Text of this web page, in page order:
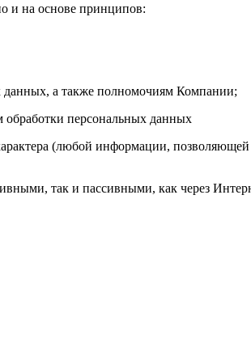
и на основе принципов:
данных, а также полномочиям Компании;
обработки персональных данных
(любой информации, позволяющей
так и пассивными, как через